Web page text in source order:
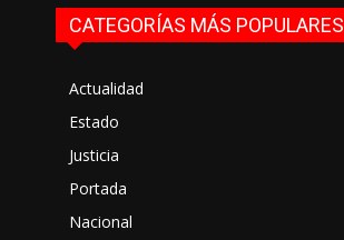
CATEGORÍAS MÁS POPULARES
Actualidad
Estado
Justicia
Portada
Nacional